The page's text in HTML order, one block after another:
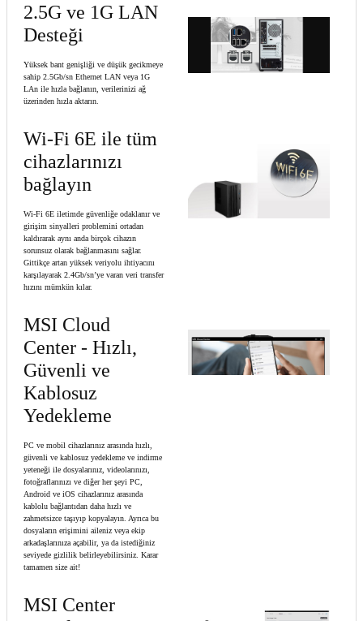
2.5G ve 1G LAN
Desteği
Yüksek bant genişliği ve düşük gecikmeye
sahip 2.5Gb/sn Ethernet LAN veya 1G
LAn ile hızla bağlanın, verilerinizi ağ
üzerinden hızla aktarın.
Wi-Fi 6E ile tüm
cihazlarınızı
bağlayın
Wi-Fi 6E iletimde güvenliğe odaklanır ve
girişim sinyalleri problemini ortadan
kaldırarak aynı anda birçok cihazın
sorunsuz olarak bağlanmasını sağlar.
Gittikçe artan yüksek veriyolu ihtiyacını
karşılayarak 2.4Gb/sn’ye varan veri transfer
hızını mümkün kılar.
MSI Cloud
Center - Hızlı,
Güvenli ve
Kablosuz
Yedekleme
PC ve mobil cihazlarınız arasında hızlı,
güvenli ve kablosuz yedekleme ve indirme
yeteneği ile dosyalarınız, videolarınızı,
fotoğraflarınızı ve diğer her şeyi PC,
Android ve iOS cihazlarınız arasında
kablolu bağlantıdan daha hızlı ve
zahmetsizce taşıyıp kopyalayın. Ayrıca bu
dosyaların erişimini aileniz veya ekip
arkadaşlarınıza açabilir, ya da istediğiniz
seviyede gizlilik belirleyebilirsiniz. Karar
tamamen size ait!
MSI Center